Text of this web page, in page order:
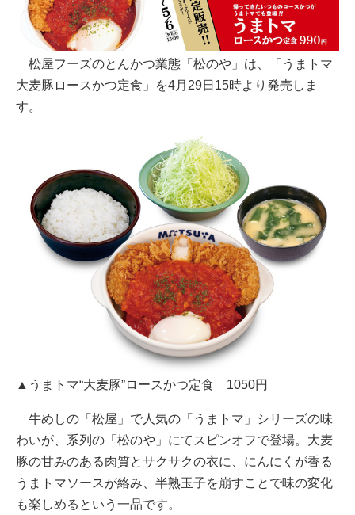
松屋フーズのとんかつ業態「松のや」は、「うまトマ
大麦豚ロースかつ定食」を4月29日15時より発売しま
す。
▲うまトマ“大麦豚”ロースかつ定食 1050円
牛めしの「松屋」で人気の「うまトマ」シリーズの味
わいが、系列の「松のや」にてスピンオフで登場。大麦
豚の甘みのある肉質とサクサクの衣に、にんにくが香る
うまトマソースが絡み、半熟玉子を崩すことで味の変化
も楽しめるという一品です。